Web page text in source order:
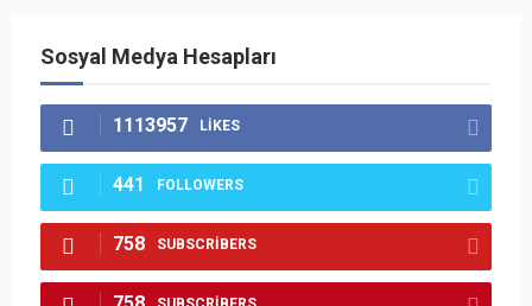
Sosyal Medya Hesapları
1113957 LIKES
441 FOLLOWERS
758 SUBSCRIBERS